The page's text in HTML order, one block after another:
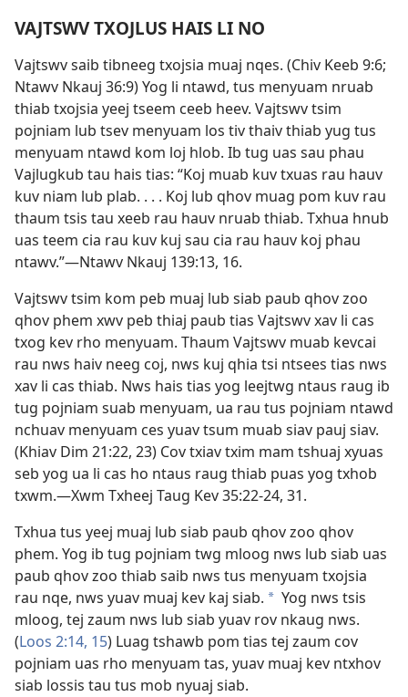
VAJTSWV TXOJLUS HAIS LI NO
Vajtswv saib tibneeg txojsia muaj nqes. (Chiv Keeb 9:6;
Ntawv Nkauj 36:9) Yog li ntawd, tus menyuam nruab
thiab txojsia yeej tseem ceeb heev. Vajtswv tsim
pojniam lub tsev menyuam los tiv thaiv thiab yug tus
menyuam ntawd kom loj hlob. Ib tug uas sau phau
Vajlugkub tau hais tias: “Koj muab kuv txuas rau hauv
kuv niam lub plab. . . . Koj lub qhov muag pom kuv rau
thaum tsis tau xeeb rau hauv nruab thiab. Txhua hnub
uas teem cia rau kuv kuj sau cia rau hauv koj phau
ntawv.”​—Ntawv Nkauj 139:13, 16.
Vajtswv tsim kom peb muaj lub siab paub qhov zoo
qhov phem xwv peb thiaj paub tias Vajtswv xav li cas
txog kev rho menyuam. Thaum Vajtswv muab kevcai
rau nws haiv neeg coj, nws kuj qhia tsi ntsees tias nws
xav li cas thiab. Nws hais tias yog leejtwg ntaus raug ib
tug pojniam suab menyuam, ua rau tus pojniam ntawd
nchuav menyuam ces yuav tsum muab siav pauj siav.
(Khiav Dim 21:22, 23) Cov txiav txim mam tshuaj xyuas
seb yog ua li cas ho ntaus raug thiab puas yog txhob
txwm.​—Xwm Txheej Taug Kev 35:22-24, 31.
Txhua tus yeej muaj lub siab paub qhov zoo qhov
phem. Yog ib tug pojniam twg mloog nws lub siab uas
paub qhov zoo thiab saib nws tus menyuam txojsia
rau nqe, nws yuav muaj kev kaj siab. a Yog nws tsis
mloog, tej zaum nws lub siab yuav rov nkaug nws.
(Loos 2:14, 15) Luag tshawb pom tias tej zaum cov
pojniam uas rho menyuam tas, yuav muaj kev ntxhov
siab lossis tau tus mob nyuaj siab.